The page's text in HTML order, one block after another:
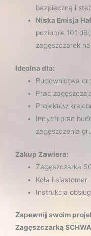
bezpieczną i
Niska Emisja
poziomie 101
zagęszczarek
Idealna dla:
Budownictwa
Prac
Projektów
Innych prac
zagęszczenia
Zakup Zawiera:
Zagęszczarka
Koła i elastomer
Instrukcja
Zapewnij swoim
Zagęszczarką